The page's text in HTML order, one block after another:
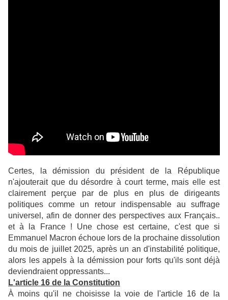
Certes, la démission du président de la République
n'ajouterait que du désordre à court terme, mais elle est
clairement perçue par de plus en plus de dirigeants
politiques comme un retour indispensable au suffrage
universel, afin de donner des perspectives aux Français..
et à la France ! Une chose est certaine, c'est que si
Emmanuel Macron échoue lors de la prochaine dissolution
du mois de juillet 2025, après un an d'instabilité politique,
alors les appels à la démission pour forts qu'ils sont déjà
deviendraient oppressants...
L'article 16 de la Constitution
À moins qu'il ne choisisse la voie de l'article 16 de la